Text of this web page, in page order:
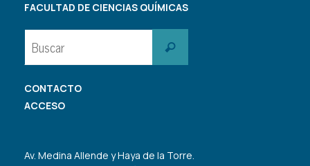
FACULTAD DE CIENCIAS QUÍMICAS
Buscar
CONTACTO
ACCESO
Av. Medina Allende y Haya de la Torre.